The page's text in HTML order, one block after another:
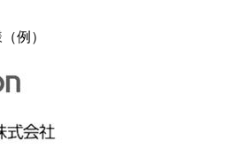
例）